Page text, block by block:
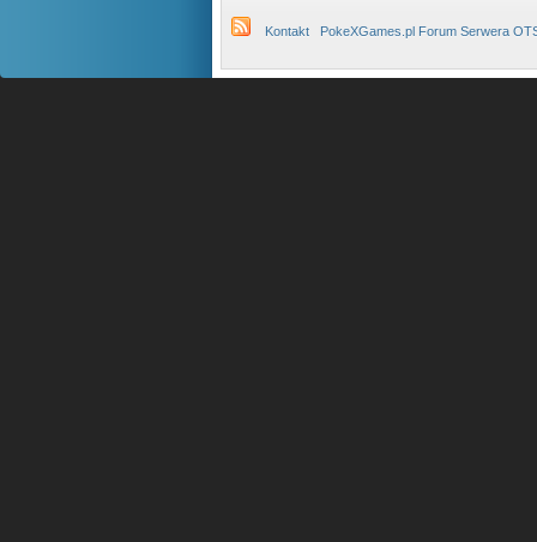
Kontakt PokeXGames.pl Forum Serwera